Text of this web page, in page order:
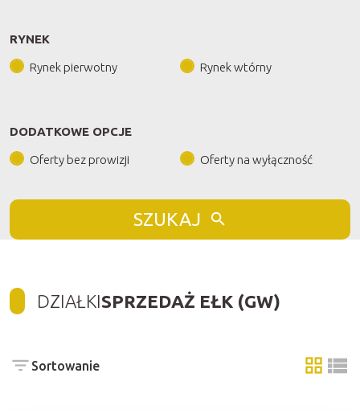
RYNEK
Rynek pierwotny Rynek wtórny
DODATKOWE OPCJE
Oferty bez prowizji Oferty na wyłączność
SZUKAJ
DZIAŁKISPRZEDAŻ EŁK (GW)
Sortowanie
tabela